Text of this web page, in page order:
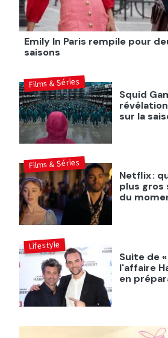
Emily In Paris rempile pour
saisons
Squid
sur la
Films & Séries
Netflix :
plus gros
du
Films & Séries
Suite de
l'affaire
en
Lifestyle